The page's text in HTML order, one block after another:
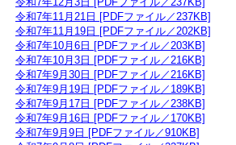
令和7年11月21日 [PDFファイル／237KB]
令和7年11月19日 [PDFファイル／202KB]
令和7年10月6日 [PDFファイル／203KB]
令和7年10月3日 [PDFファイル／216KB]
令和7年9月30日 [PDFファイル／216KB]
令和7年9月19日 [PDFファイル／189KB]
令和7年9月17日 [PDFファイル／238KB]
令和7年9月16日 [PDFファイル／170KB]
令和7年9月9日 [PDFファイル／910KB]